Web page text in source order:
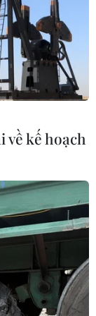
về kế hoạch